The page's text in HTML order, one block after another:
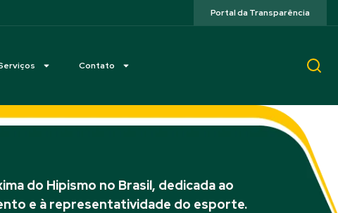
Portal da Transparência
Contato
do Hipismo no Brasil, dedicada ao
e à representatividade do esporte.